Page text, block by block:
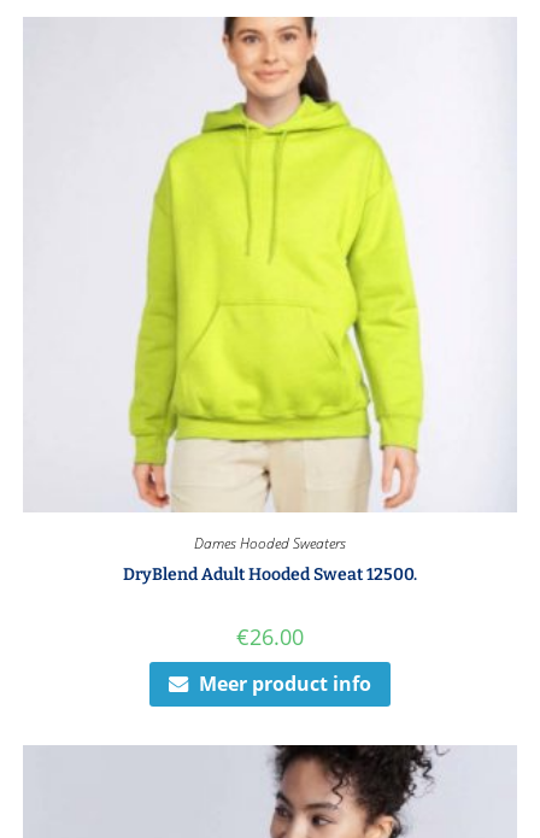
Dames Hooded Sweaters
DryBlend Adult Hooded Sweat 12500.
€26.00
Meer product info